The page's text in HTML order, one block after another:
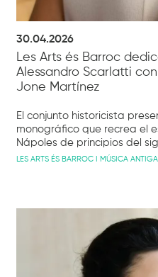
30.04.2026
Les Arts és Barroc
Alessandro Scarlatti
Jone Martínez
El conjunto historicista
monográfico que recrea el
Nápoles de principios del
LES ARTS ÉS BARROC I MÚSICA ANTIGA